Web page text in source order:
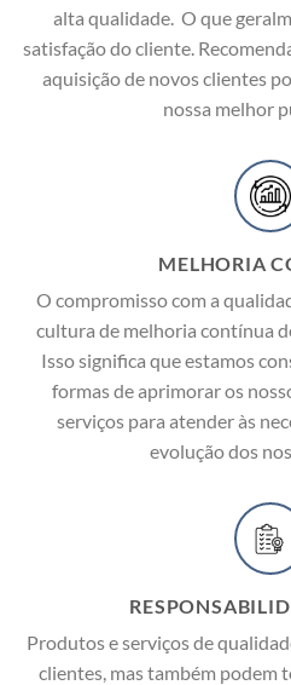
alta qualidade. O que
satisfação do cliente.
aquisição de novos clientes
nossa melhor
MELHORIA
O compromisso com a
cultura de melhoria contínua
Isso significa que estamos
formas de aprimorar os
serviços para atender às
evolução dos
Produtos e serviços de
clientes, mas também podem